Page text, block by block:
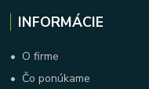
INFORMÁCIE
• O firme
• Čo ponúkame